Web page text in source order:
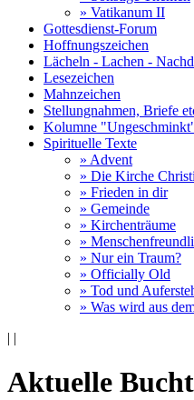
» Vatikanum II
Gottesdienst-Forum
Hoffnungszeichen
Lächeln - Lachen -
Lesezeichen
Mahnzeichen
Stellungnahmen, Briefe
Kolumne
Spirituelle Texte
» Advent
» Die Kirche Christi
» Frieden in dir
» Gemeinde
» Kirchenträume
»
» Nur ein Traum?
» Officially Old
» Tod und
» Was wird aus
| |
Aktuelle